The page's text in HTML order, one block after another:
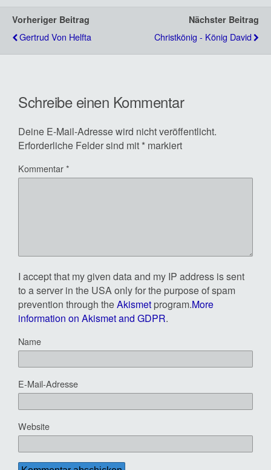
Vorheriger Beitrag
Gertrud Von Helfta
Nächster Beitrag
Christkönig - König David
Schreibe einen Kommentar
Deine E-Mail-Adresse wird nicht veröffentlicht.
Erforderliche Felder sind mit * markiert
Kommentar*
I accept that my given data and my IP address is sent
to a server in the USA only for the purpose of spam
prevention through theAkismet program.More
information on Akismet and GDPR.
Name
E-Mail-Adresse
Website